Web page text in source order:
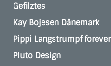
Gefilztes
Kay Bojesen Dänemark
Pippi Langstrumpf forever
Pluto Design